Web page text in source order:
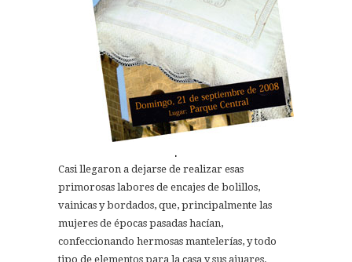
.
Casi llegaron a dejarse de realizar esas
primorosas labores de encajes de bolillos,
vainicas y bordados, que, principalmente las
mujeres de épocas pasadas hacían,
confeccionando hermosas mantelerías, y todo
tipo de elementos para la casa y sus ajuares.